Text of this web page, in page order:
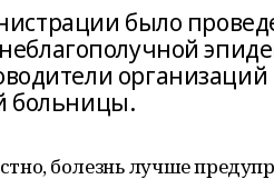
было
больницы.
болезнь лучше